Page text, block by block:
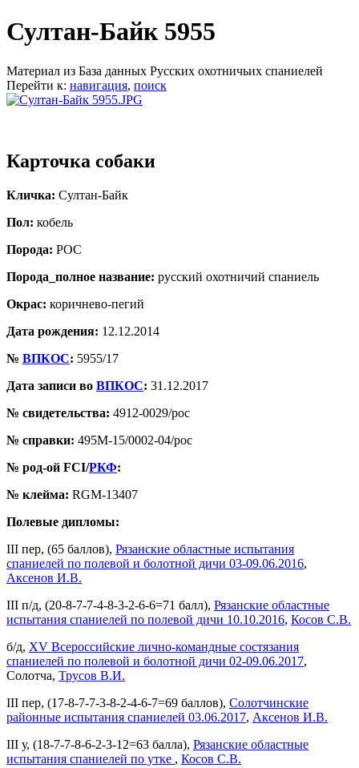
Султан-Байк 5955
Материал из База данных Русских охотничьих спаниелей
Перейти к: навигация, поиск
Карточка собаки
Кличка: Султан-Байк
Пол: кобель
Порода: РОС
Порода_полное название: русский охотничий спаниель
Окрас: коричнево-пегий
Дата рождения: 12.12.2014
№ ВПКОС: 5955/17
Дата записи во ВПКОС: 31.12.2017
№ свидетельства: 4912-0029/рос
№ справки: 495М-15/0002-04/рос
№ род-ой FCI/РКФ:
№ клейма: RGМ-13407
Полевые дипломы:
III пер, (65 баллов), Рязанские областные испытания
спаниелей по полевой и болотной дичи 03-09.06.2016,
Аксенов И.В.
III п/д, (20-8-7-7-4-8-3-2-6-6=71 балл), Рязанские областные
испытания спаниелей по полевой дичи 10.10.2016, Косов С.В.
б/д, XV Всероссийские лично-командные состязания
спаниелей по полевой и болотной дичи 02-09.06.2017,
Солотча, Трусов В.И.
III пер, (17-8-7-7-3-8-2-4-6-7=69 баллов), Солотчинские
районные испытания спаниелей 03.06.2017, Аксенов И.В.
III у, (18-7-7-8-6-2-3-12=63 балла), Рязанские областные
испытания спаниелей по утке , Косов С.В.